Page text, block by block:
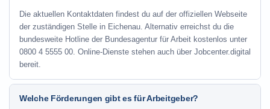
Die aktuellen Kontaktdaten findest du auf der offiziellen Webseite
der zuständigen Stelle in Eichenau. Alternativ erreichst du die
bundesweite Hotline der Bundesagentur für Arbeit kostenlos unter
0800 4 5555 00. Online-Dienste stehen auch über Jobcenter.digital
bereit.
Welche Förderungen gibt es für Arbeitgeber?